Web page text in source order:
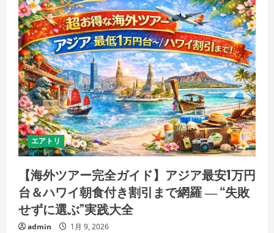
エアトリ
【海外ツアー完全ガイド】アジア最安1万円
台＆ハワイ朝食付き割引まで網羅 ― “失敗
せずに選ぶ”実践大全
admin 1月 9, 2026